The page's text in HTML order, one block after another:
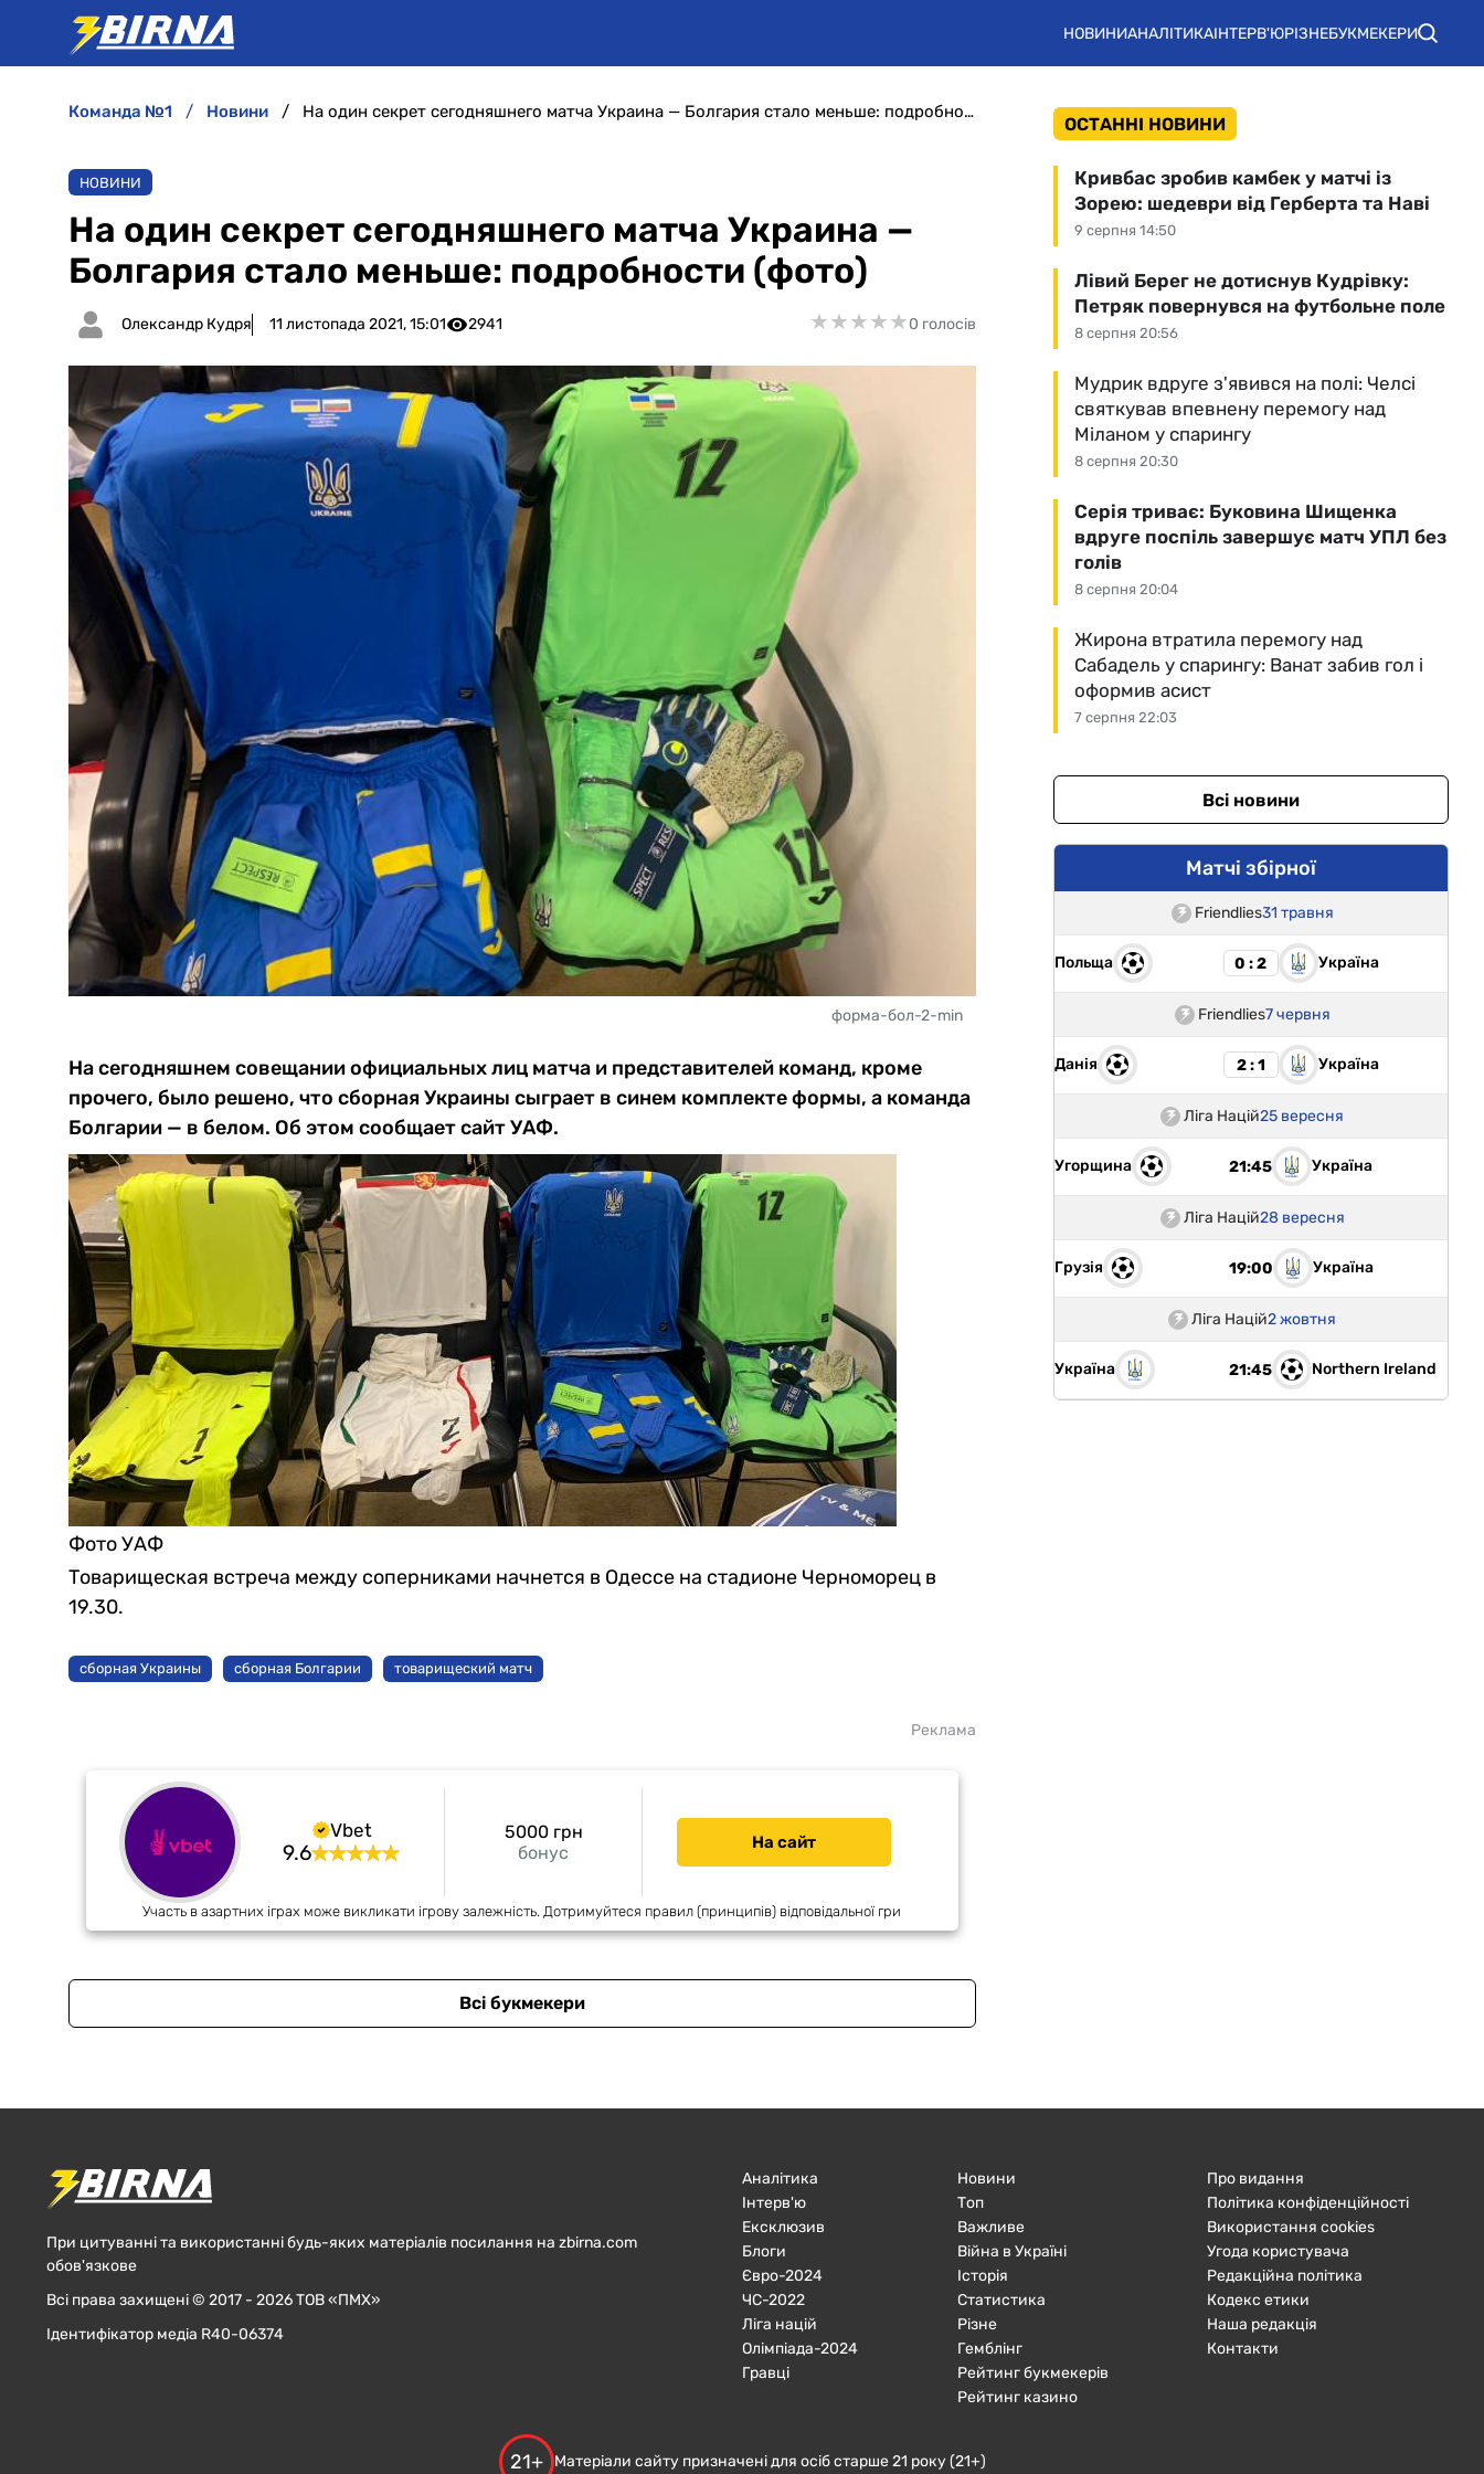
НОВИНИАНАЛІТИКАІНТЕРВ'ЮРІЗНЕБУКМЕКЕРИ
команда №1 новини На один секрет сегодняшнего матча Украина — Болгария стало меньше: подробности (фото)
НОВИНИ
На один секрет сегодняшнего матча Украина —
Болгария стало меньше: подробности (фото)
Олександр Кудря 11 листопада 2021, 15:01 2941 ★★★★★
★★★★★0 голосів
форма-бол-2-min
На сегодняшнем совещании официальных лиц матча и представителей команд, кроме
прочего, было решено, что сборная Украины сыграет в синем комплекте формы, а команда
Болгарии — в белом. Об этом сообщает сайт УАФ.
Фото УАФ
Товарищеская встреча между соперниками начнется в Одессе на стадионе Черноморец в
19.30.
сборная Украины сборная Болгарии товарищеский матч
Реклама
Vbet
9.6 бонус
5000 грн На сайт
Участь в азартних іграх може викликати ігрову залежність. Дотримуйтеся правил (принципів) відповідальної гри
Всі букмекери
ОСТАННІ НОВИНИ
9 серпня 14:50
Кривбас зробив камбек у матчі із
Зорею: шедеври від Герберта та Наві
8 серпня 20:56
Лівий Берег не дотиснув Кудрівку:
Петряк повернувся на футбольне поле
8 серпня 20:30
Мудрик вдруге з'явився на полі: Челсі
святкував впевнену перемогу над
Міланом у спарингу
8 серпня 20:04
Серія триває: Буковина Шищенка
вдруге поспіль завершує матч УПЛ без
голів
7 серпня 22:03
Жирона втратила перемогу над
Сабадель у спарингу: Ванат забив гол і
оформив асист
Всі новини
Матчі збірної
Friendlies31 травня
Польща 0 : 2 Україна
Friendlies7 червня
Данія 2 : 1 Україна
Ліга Націй25 вересня
Угорщина 21:45 Україна
Ліга Націй28 вересня
Грузія 19:00 Україна
Ліга Націй2 жовтня
Україна 21:45 Northern Ireland
При цитуванні та використанні будь-яких матеріалів посилання на zbirna.com
обов'язкове
Всі права захищені © 2017 - 2026 ТОВ «ПМХ»
Ідентифікатор медіа R40-06374
Аналітика
Інтерв'ю
Ексклюзив
Блоги
Євро-2024
ЧC-2022
Ліга націй
Олімпіада-2024
Гравці
Новини
Топ
Важливе
Війна в Україні
Історія
Статистика
Різне
Гемблінг
Рейтинг букмекерів
Рейтинг казино
Про видання
Політика конфіденційності
Використання cookies
Угода користувача
Редакційна політика
Кодекс етики
Наша редакція
Контакти
21+ Матеріали сайту призначені для осіб старше 21 року (21+)